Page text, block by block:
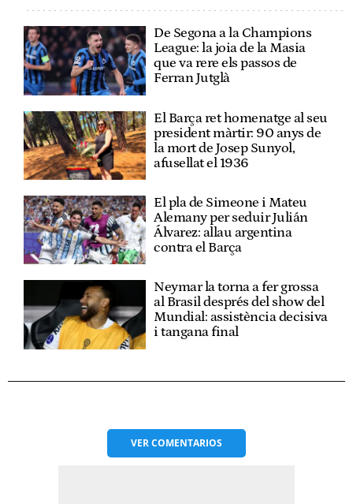
De Segona a la Champions
League: la joia de la Masia
que va rere els passos de
Ferran Jutglà
El Barça ret homenatge al seu
president màrtir: 90 anys de
la mort de Josep Sunyol,
afusellat el 1936
El pla de Simeone i Mateu
Alemany per seduir Julián
Álvarez: allau argentina
contra el Barça
Neymar la torna a fer grossa
al Brasil després del show del
Mundial: assistència decisiva
i tangana final
VERCOMENTARIOS